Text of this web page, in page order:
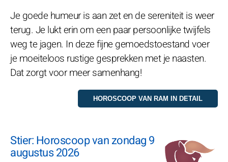
Je goede humeur is aan zet en de sereniteit is weer
terug. Je lukt erin om een paar persoonlijke twijfels
weg te jagen. In deze fijne gemoedstoestand voer
je moeiteloos rustige gesprekken met je naasten.
Dat zorgt voor meer samenhang!
Stier: Horoscoop van zondag 9
augustus 2026